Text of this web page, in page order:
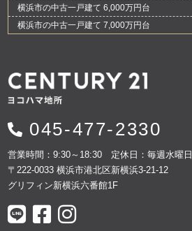
横浜市の中古一戸建て 6,000万円台
横浜市の中古一戸建て 7,000万円台
045-477-2330
営業時間：9:30～18:30 定休日：毎週水曜日
〒222-0033 横浜市港北区新横浜3-21-12
グリフィン新横浜六番館1F